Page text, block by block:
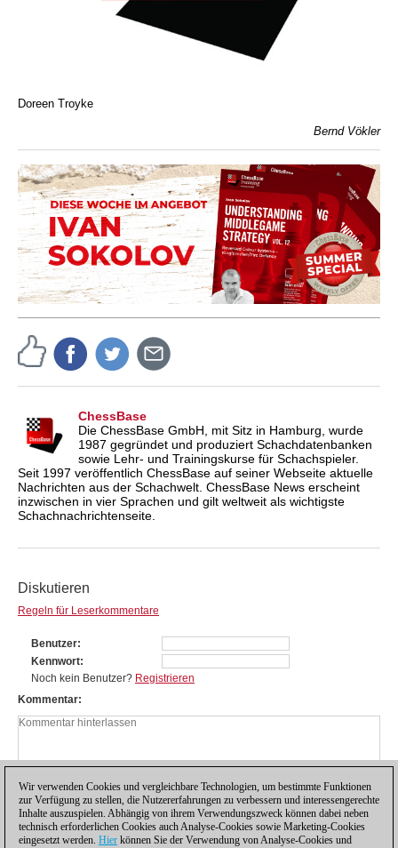
Doreen Troyke
Bernd Vökler
ChessBase
Die ChessBase GmbH, mit Sitz in Hamburg, wurde
1987 gegründet und produziert Schachdatenbanken
sowie Lehr- und Trainingskurse für Schachspieler.
Seit 1997 veröffentlich ChessBase auf seiner Webseite aktuelle
Nachrichten aus der Schachwelt. ChessBase News erscheint
inzwischen in vier Sprachen und gilt weltweit als wichtigste
Schachnachrichtenseite.
Diskutieren
Regeln für Leserkommentare
Benutzer
Kennwort
Noch kein Benutzer? Registrieren
Kommentar
Wir verwenden Cookies und vergleichbare Technologien, um bestimmte Funktionen
zur Verfügung zu stellen, die Nutzererfahrungen zu verbessern und interessengerechte
Inhalte auszuspielen. Abhängig von ihrem Verwendungszweck können dabei neben
technisch erforderlichen Cookies auch Analyse-Cookies sowie Marketing-Cookies
eingesetzt werden. Hier können Sie der Verwendung von Analyse-Cookies und